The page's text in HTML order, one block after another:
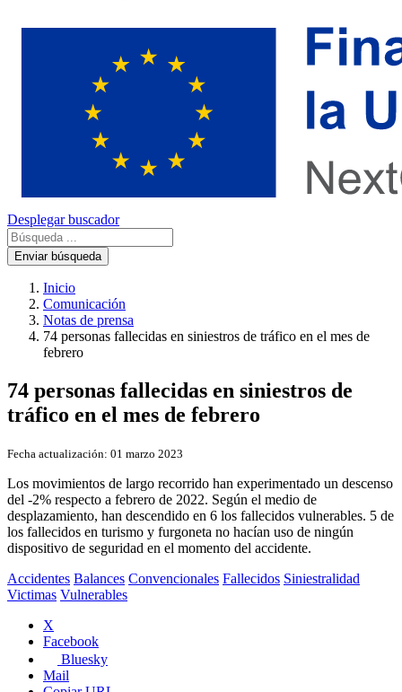
Desplegar buscador
Enviar búsqueda
Inicio
Comunicación
Notas de prensa
74 personas fallecidas en siniestros de tráfico en el mes de
febrero
74 personas fallecidas en siniestros de
tráfico en el mes de febrero
Fecha actualización: 01 marzo 2023
Los movimientos de largo recorrido han experimentado un descenso
del -2% respecto a febrero de 2022. Según el medio de
desplazamiento, han descendido en 6 los fallecidos vulnerables. 5 de
los fallecidos en turismo y furgoneta no hacían uso de ningún
dispositivo de seguridad en el momento del accidente.
Accidentes Balances Convencionales Fallecidos Siniestralidad
Victimas Vulnerables
X
Facebook
Bluesky
Mail